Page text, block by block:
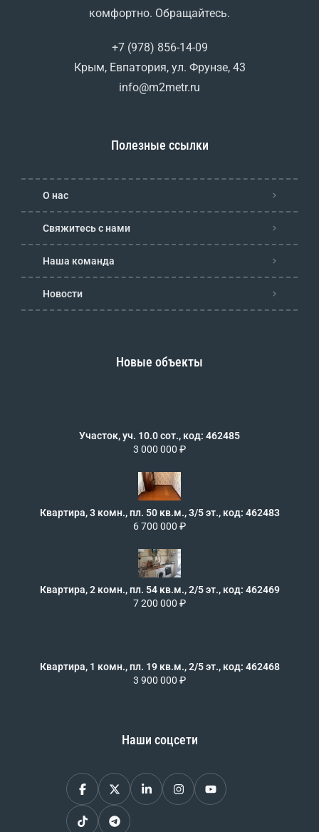
комфортно. Обращайтесь.
+7 (978) 856-14-09
Крым, Евпатория, ул. Фрунзе, 43
info@m2metr.ru
Полезные ссылки
О нас
Свяжитесь с нами
Наша команда
Новости
Новые объекты
Участок, уч. 10.0 сот., код: 462485
3 000 000 ₽
Квартира, 3 комн., пл. 50 кв.м., 3/5 эт., код: 462483
6 700 000 ₽
Квартира, 2 комн., пл. 54 кв.м., 2/5 эт., код: 462469
7 200 000 ₽
Квартира, 1 комн., пл. 19 кв.м., 2/5 эт., код: 462468
3 900 000 ₽
Наши соцсети